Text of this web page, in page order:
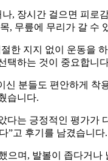
, 장시간 걸으면 피
, 무릎에 무리가 갈 수
한 지지 없이 운동을
택하는 것이 중요합니
분들도 편안하게
습니다.
는 긍정적인 평가가
”고 후기를 남겼습니다.
며, 발볼이 좁다거